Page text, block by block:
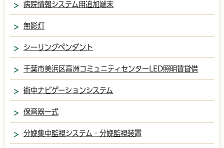
病院情報システム用追加端末
無影灯
シーリングペンダント
千葉市美浜区高洲コミュニティセンターLED照明賃貸借
術中ナビゲーションシステム
保育器一式
分娩集中監視システム・分娩監視装置